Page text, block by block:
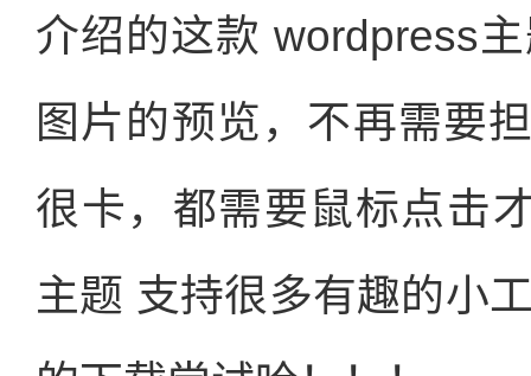
介绍的这款 wordpress
图片的预览，不再需要
很卡，都需要鼠标点击
主题 支持很多有趣的小